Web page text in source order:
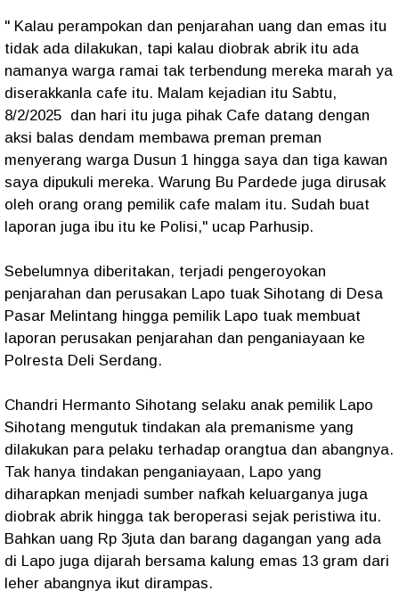
" Kalau perampokan dan penjarahan uang dan emas itu
tidak ada dilakukan, tapi kalau diobrak abrik itu ada
namanya warga ramai tak terbendung mereka marah ya
diserakkanla cafe itu. Malam kejadian itu Sabtu,
8/2/2025 dan hari itu juga pihak Cafe datang dengan
aksi balas dendam membawa preman preman
menyerang warga Dusun 1 hingga saya dan tiga kawan
saya dipukuli mereka. Warung Bu Pardede juga dirusak
oleh orang orang pemilik cafe malam itu. Sudah buat
laporan juga ibu itu ke Polisi," ucap Parhusip.
Sebelumnya diberitakan, terjadi pengeroyokan
penjarahan dan perusakan Lapo tuak Sihotang di Desa
Pasar Melintang hingga pemilik Lapo tuak membuat
laporan perusakan penjarahan dan penganiayaan ke
Polresta Deli Serdang.
Chandri Hermanto Sihotang selaku anak pemilik Lapo
Sihotang mengutuk tindakan ala premanisme yang
dilakukan para pelaku terhadap orangtua dan abangnya.
Tak hanya tindakan penganiayaan, Lapo yang
diharapkan menjadi sumber nafkah keluarganya juga
diobrak abrik hingga tak beroperasi sejak peristiwa itu.
Bahkan uang Rp 3juta dan barang dagangan yang ada
di Lapo juga dijarah bersama kalung emas 13 gram dari
leher abangnya ikut dirampas.